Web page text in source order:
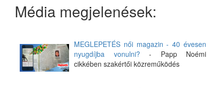
Média megjelenések:
MEGLEPETÉS női magazin - 40 évesen
nyugdíjba vonulni? - Papp Noémi
cikkében szakértői közreműködés